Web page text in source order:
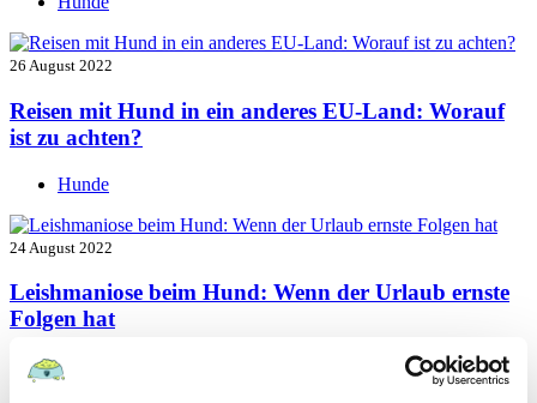
26 August 2022
Reisen mit Hund in ein anderes EU-Land: Worauf
ist zu achten?
Hunde
24 August 2022
Leishmaniose beim Hund: Wenn der Urlaub ernste
Folgen hat
Hunde